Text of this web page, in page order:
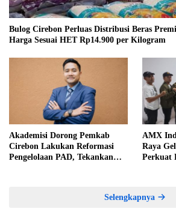
Bulog Cirebon Perluas Distribusi Beras
Harga Sesuai HET Rp14.900 per Kilogram
Akademisi Dorong Pemkab
Cirebon Lakukan Reformasi
Pengelolaan PAD, Tekankan
AMX
Raya
Perkuat
Selengkapnya